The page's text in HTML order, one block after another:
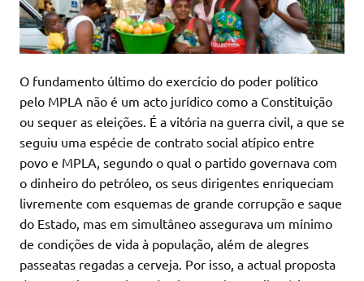
O fundamento último do exercício do poder político
pelo MPLA não é um acto jurídico como a Constituição
ou sequer as eleições. É a vitória na guerra civil, a que se
seguiu uma espécie de contrato social atípico entre
povo e MPLA, segundo o qual o partido governava com
o dinheiro do petróleo, os seus dirigentes enriqueciam
livremente com esquemas de grande corrupção e saque
do Estado, mas em simultâneo assegurava um mínimo
de condições de vida à população, além de alegres
passeatas regadas a cerveja. Por isso, a actual proposta